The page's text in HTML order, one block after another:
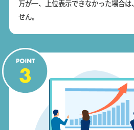
万が一、上位表示できなかった場合
せん。